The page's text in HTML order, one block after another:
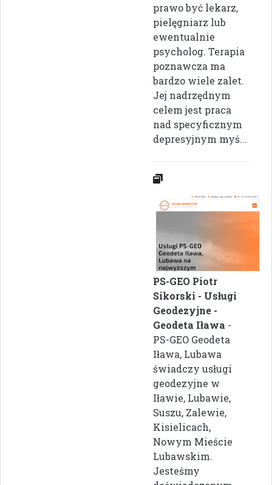
prawo być lekarz,
pielęgniarz lub
ewentualnie
psycholog. Terapia
poznawcza ma
bardzo wiele zalet.
Jej nadrzędnym
celem jest praca
nad specyficznym
depresyjnym myś...
PS-GEO Piotr
Sikorski - Usługi
Geodezyjne -
Geodeta Iława -
PS-GEO Geodeta
Iława, Lubawa
świadczy usługi
geodezyjne w
Iławie, Lubawie,
Suszu, Zalewie,
Kisielicach,
Nowym Mieście
Lubawskim.
Jesteśmy